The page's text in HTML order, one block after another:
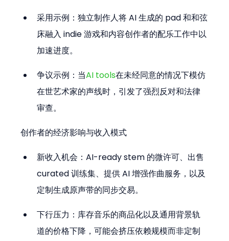
采用示例：独立制作人将 AI 生成的 pad 和和弦
床融入 indie 游戏和内容创作者的配乐工作中以
加速进度。
争议示例：当AI tools在未经同意的情况下模仿
在世艺术家的声线时，引发了强烈反对和法律
审查。
创作者的经济影响与收入模式
新收入机会：AI-ready stem 的微许可、出售
curated 训练集、提供 AI 增强作曲服务，以及
定制生成原声带的同步交易。
下行压力：库存音乐的商品化以及通用背景轨
道的价格下降，可能会挤压依赖规模而非定制